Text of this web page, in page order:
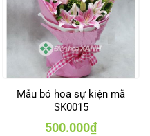
Mẫu bó hoa sự kiện mã
SK0015
500.000₫